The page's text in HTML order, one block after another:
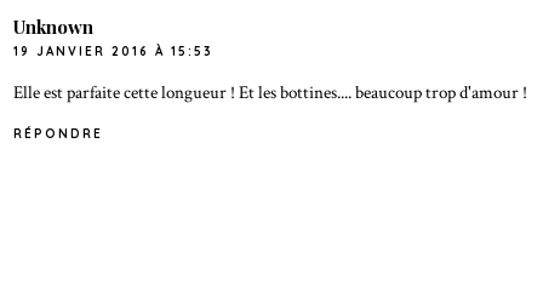
Unknown
19 JANVIER 2016 À 15:53
Elle est parfaite cette longueur ! Et les bottines.... beaucoup trop d'amour !
RÉPONDRE